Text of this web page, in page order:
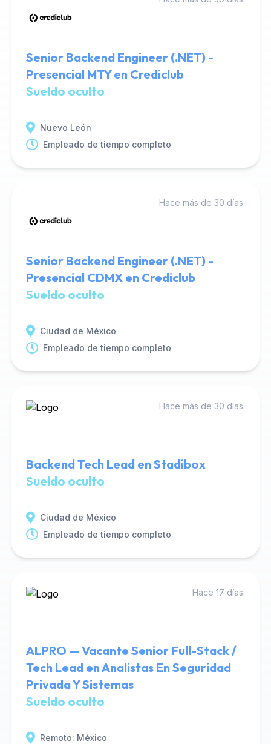
Senior Backend Engineer (.NET) -
Presencial MTY en Crediclub
Sueldo oculto
Nuevo León
Empleado de tiempo completo
Hace más de 30 días.
Senior Backend Engineer (.NET) -
Presencial CDMX en Crediclub
Sueldo oculto
Ciudad de México
Empleado de tiempo completo
Hace más de 30 días.
Backend Tech Lead en Stadibox
Sueldo oculto
Ciudad de México
Empleado de tiempo completo
Hace 17 días.
ALPRO — Vacante Senior Full-Stack /
Tech Lead en Analistas En Seguridad
Privada Y Sistemas
Sueldo oculto
Remoto: México